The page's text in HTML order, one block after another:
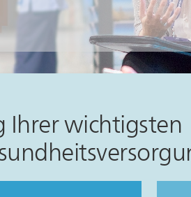
Ihrer wichtigsten